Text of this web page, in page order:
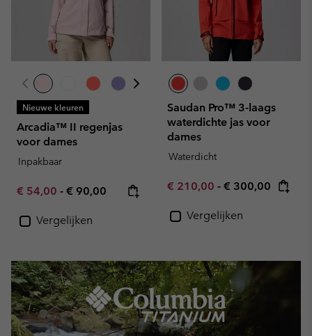
Nieuwe kleuren
Arcadia™ II regenjas
voor dames
Inpakbaar
Minimum sale price:
€ 54,00 - Maximum price:
€ 90,00
Vergelijken
Saudan Pro™ 3-laags
waterdichte jas voor
dames
Waterdicht
Minimum sale price:
€ 210,00 - Maximum price:
€ 300,00
Vergelijken